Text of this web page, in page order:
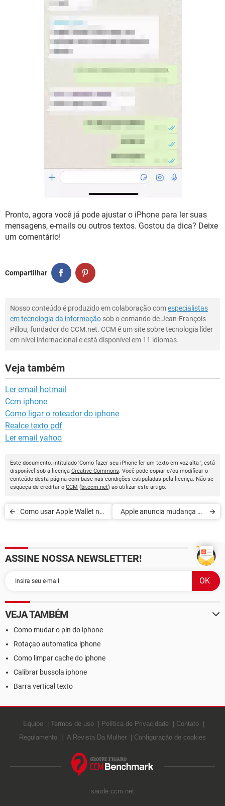
Pronto, agora você já pode ajustar o iPhone para ler suas
mensagens, e-mails ou outros textos. Gostou da dica? Deixe
um comentário!
Compartilhar
Nosso conteúdo é produzido em colaboração comespecialistas
em tecnologia da informação sob o comando de Jean-François
Pillou, fundador do CCM.net. CCM é um site sobre tecnologia líder
em nível internacional e está disponível em 11 idiomas.
Veja também
Ler email hotmail
Ccm iphone
Como ligar o roteador do iphone
Realce texto pdf
Ler email yahoo
Este documento, intitulado 'Como fazer seu iPhone ler um texto em voz alta ', está
disponível sob a licença Creative Commons. Você pode copiar e/ou modificar o
conteúdo desta página com base nas condições estipuladas pela licença. Não se
esqueça de creditar o CCM (br.ccm.net) ao utilizar este artigo.
Como usar Apple Wallet no
Apple anuncia mudança de
ASSINE NOSSA NEWSLETTER!
VEJA TAMBÉM
Como mudar o pin do iphone
Rotaçao automatica iphone
Como limpar cache do iphone
Calibrar bussola iphone
Barra vertical texto
Equipe Termos de uso Política de Privacidade
Contato
Regulamento
A Revista Da Mulher Configuração de cookies
saude.ccm.net